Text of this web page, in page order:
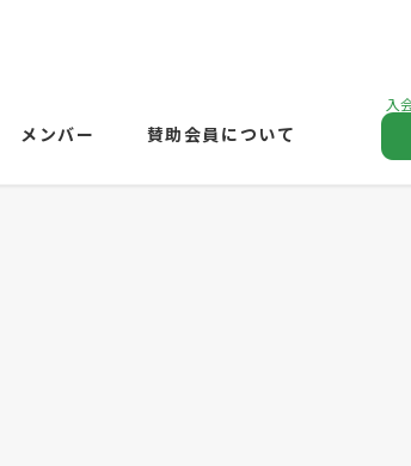
メンバー
賛助会員について